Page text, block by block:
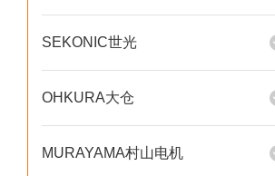
SEKONIC世光
OHKURA大仓
MURAYAMA村山电机